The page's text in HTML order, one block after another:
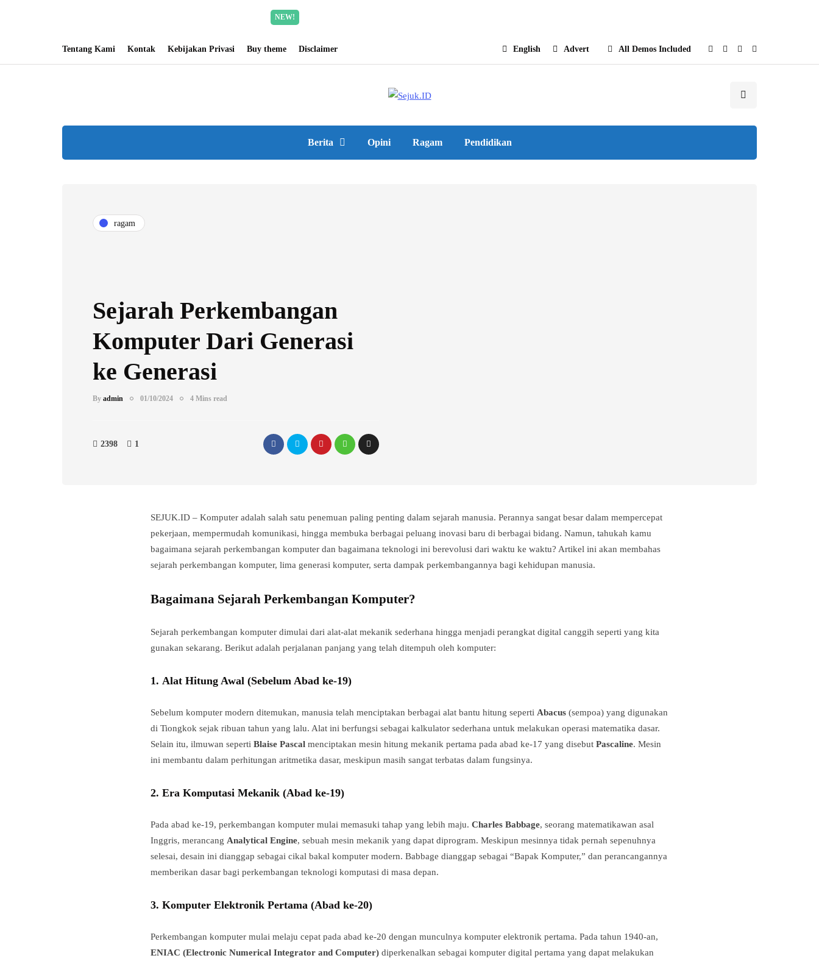
NEW!
Tentang Kami Kontak Kebijakan Privasi Buy theme Disclaimer Advert
English All Demos Included
Berita Opini Ragam Pendidikan
ragam
Sejarah Perkembangan
Komputer Dari Generasi
ke Generasi
By admin 01/10/2024 4 Mins read
2398 1
SEJUK.ID – Komputer adalah salah satu penemuan paling penting dalam sejarah manusia. Perannya sangat besar dalam mempercepat
pekerjaan, mempermudah komunikasi, hingga membuka berbagai peluang inovasi baru di berbagai bidang. Namun, tahukah kamu
bagaimana sejarah perkembangan komputer dan bagaimana teknologi ini berevolusi dari waktu ke waktu? Artikel ini akan membahas
sejarah perkembangan komputer, lima generasi komputer, serta dampak perkembangannya bagi kehidupan manusia.
Bagaimana Sejarah Perkembangan Komputer?
Sejarah perkembangan komputer dimulai dari alat-alat mekanik sederhana hingga menjadi perangkat digital canggih seperti yang kita
gunakan sekarang. Berikut adalah perjalanan panjang yang telah ditempuh oleh komputer:
1. Alat Hitung Awal (Sebelum Abad ke-19)
Sebelum komputer modern ditemukan, manusia telah menciptakan berbagai alat bantu hitung seperti Abacus (sempoa) yang digunakan
di Tiongkok sejak ribuan tahun yang lalu. Alat ini berfungsi sebagai kalkulator sederhana untuk melakukan operasi matematika dasar.
Selain itu, ilmuwan seperti Blaise Pascal menciptakan mesin hitung mekanik pertama pada abad ke-17 yang disebut Pascaline. Mesin
ini membantu dalam perhitungan aritmetika dasar, meskipun masih sangat terbatas dalam fungsinya.
2. Era Komputasi Mekanik (Abad ke-19)
Pada abad ke-19, perkembangan komputer mulai memasuki tahap yang lebih maju. Charles Babbage, seorang matematikawan asal
Inggris, merancang Analytical Engine, sebuah mesin mekanik yang dapat diprogram. Meskipun mesinnya tidak pernah sepenuhnya
selesai, desain ini dianggap sebagai cikal bakal komputer modern. Babbage dianggap sebagai “Bapak Komputer,” dan perancangannya
memberikan dasar bagi perkembangan teknologi komputasi di masa depan.
3. Komputer Elektronik Pertama (Abad ke-20)
Perkembangan komputer mulai melaju cepat pada abad ke-20 dengan munculnya komputer elektronik pertama. Pada tahun 1940-an,
ENIAC (Electronic Numerical Integrator and Computer) diperkenalkan sebagai komputer digital pertama yang dapat melakukan